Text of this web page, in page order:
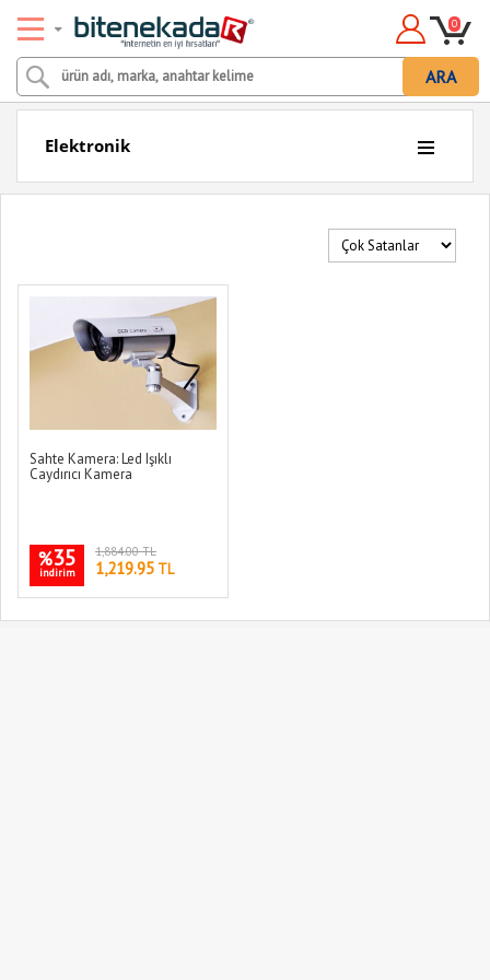
ARA
0
Elektronik
Sahte Kamera: Led Işıklı
Caydırıcı Kamera
%35
indirim
1,884.00 TL
1,219.95 TL